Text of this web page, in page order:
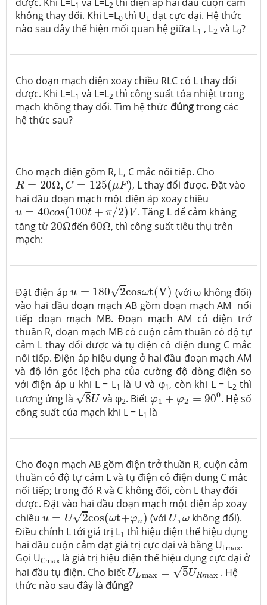
được. Khi L=L1 và L=L2 thì điện áp hai đầu cuộn cảm
không thay đổi. Khi L=L0thì UL đạt cực đại. Hệ thức
nào sau đây thể hiện mối quan hệ giữa L1 , L2 và L0?
Cho đoạn mạch điện xoay chiều RLC có L thay đổi
được. Khi L=L1 và L=L2 thì công suất tỏa nhiệt trong
mạch không thay đổi. Tìm hệ thức đúngtrong các
hệ thức sau?
Cho mạch điện gồm R, L, C mắc nối tiếp. Cho
R = 20Ω, C = 125(μF)
R=20Ω,C =125(μF)
, L thay đổi được. Đặt vào
hai đầu đoạn mạch một điện áp xoay chiều
u = 40cos(100t + π/2) V
u= 40cos(100t+π/ 2)V
. Tăng L để cảm kháng
tăng từ 20Ω
20Ωđến 60Ω
60Ω, thì công suất tiêu thụ trên
mạch:
Đặt điện ápu = 180√2cosωt(V)
1802 os V)
(với ω không đổi)
vào hai đầu đoạn mạch AB gồm đoạn mạch AM nối
tiếp đoạn mạch MB. Đoạn mạch AM có điện trở
thuần R, đoạn mạch MB có cuộn cảm thuần có độ tự
cảm L thay đổi được và tụ điện có điện dung C mắc
nối tiếp. Điện áp hiệu dụng ở hai đầu đoạn mạch AM
và độ lớn góc lệch pha của cường độ dòng điện so
với điện áp u khi L = L1 là U và φ1, còn khi L = L2 thì
tương ứng là √8U
8U và φ2. Biết φ1 + φ2 = 900
φ 1+ φ2= 900
. Hệ số
công suất của mạch khi L = L1 là
Cho đoạn mạch AB gồm điện trở thuần R, cuộn cảm
thuần có độ tự cảm L và tụ điện có điện dung C mắc
nối tiếp; trong đó R và C không đổi, còn L thay đổi
được. Đặt vào hai đầu đoạn mạch một điện áp xoay
chiều u = U√2cos(ωt+φu)
u=U2cos(ωt+φu) (với U, ω
U,ω không đổi).
Điều chỉnh L tới giá trị L1 thì hiệu điện thế hiệu dụng
hai đầu cuộn cảm đạt giá trị cực đại và bằng ULmax.
Gọi UCmax là giá trị hiệu điện thế hiệu dụng cực đại ở
hai đầu tụ điện. Cho biết ULmax = √5URmax
UL max=5URmax . Hệ
thức nào sau đây là đúng?